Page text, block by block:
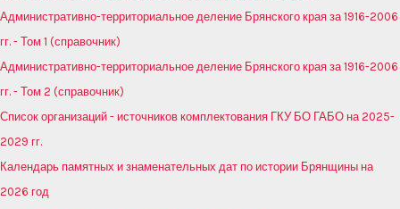
Административно-территориальное деление Брянского края за 1916-2006
гг. - Том 1 (справочник)
Административно-территориальное деление Брянского края за 1916-2006
гг. - Том 2 (справочник)
Список организаций - источников комплектования ГКУ БО ГАБО на 2025-
2029 гг.
Календарь памятных и знаменательных дат по истории Брянщины на
2026 год